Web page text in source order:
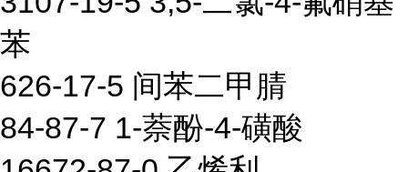
苯
626-17-5 间苯二甲腈
84-87-7 1-萘酚-4-磺酸